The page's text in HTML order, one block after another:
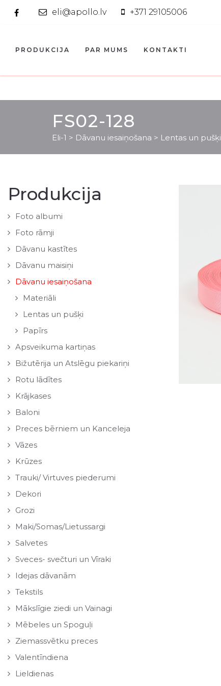
eli@apollo.lv +371 29105006
PRODUKCIJA PAR MUMS KONTAKTI
FS02-128
Eli-1 > Dāvanu iesaiņošana > Lentas un pušķi
Produkcija
Foto albumi
Foto rāmji
Dāvanu kastītes
Dāvanu maisiņi
Dāvanu iesaiņošana
Materiāli
Lentas un pušķi
Papīrs
Apsveikuma kartiņas
Bižutērija un Atslēgu piekariņi
Rotu lādītes
Krājkases
Baloni
Preces bērniem un Kanceleja
Vāzes
Krūzes
Trauki/ Virtuves piederumi
Dekori
Grozi
Maki/Somas/Lietussargi
Salvetes
Sveces- svečturi un Vīraki
Idejas dāvanām
Tekstils
Mākslīgie ziedi un Vainagi
Mēbeles un Spoguļi
Ziemassvētku preces
Valentīndiena
Lieldienas